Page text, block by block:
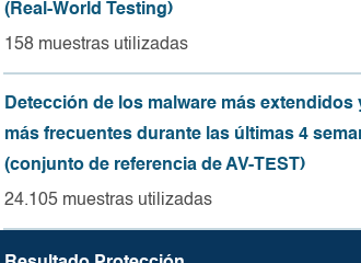
(Real-World Testing)
158 muestras utilizadas
Detección de los malware más extendidos
más frecuentes durante las últimas 4
(conjunto de referencia de AV-TEST)
24.105 muestras utilizadas